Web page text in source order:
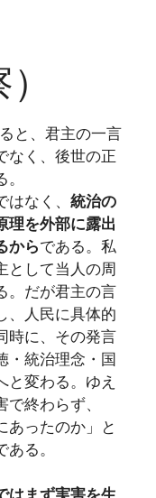
と、君主の一言
なく、後世の正
なく、 統治の
理を外部に露出
からである。私
として当人の周
。だが君主の言
、人民に具体的
時に、その発言
・統治理念・国
と変わる。ゆえ
終わらず、
あったのか」と
る。
はまず実害を生